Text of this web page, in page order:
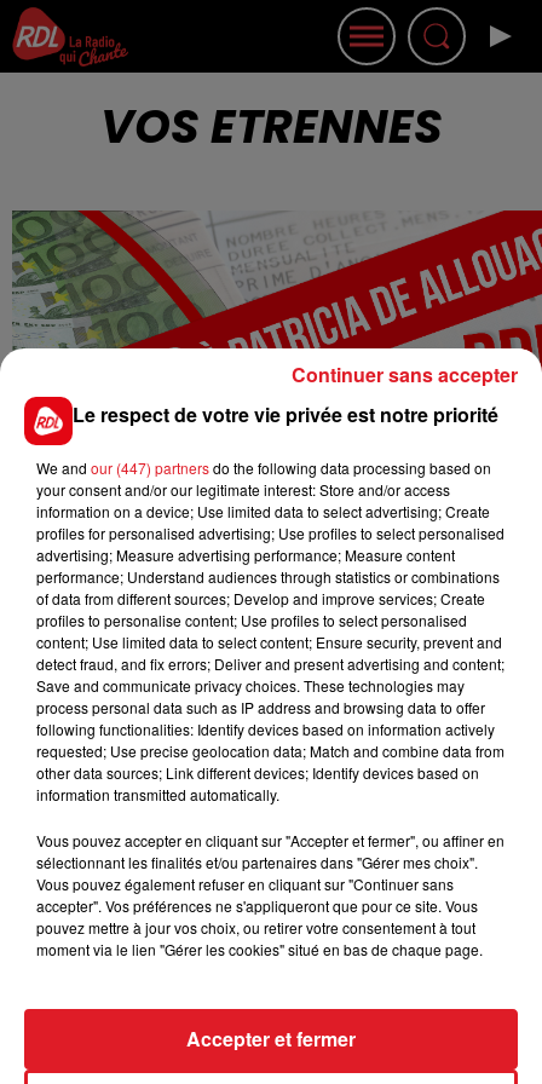
VOS ETRENNES
Ce mercredi 14 juillet à 10h20, RDL RADIO a offert à
PATRICIA d'ALLOUAGNE un double mois de salaire.
Plus de 2500 participants, des milliers d'appels et une
GRANDE GAGNANTE
Écouter le podcast
Et c'est pas fini en février, plus de 5000€ de cadeaux
pour le mois de l'amour.
Et sur RDL RADIO, tous nos jeux sont GRATUITS, pas de
mauvaises surprises sur sa facture de téléphone !
RADIO MÉDIAS
Le respect de votre vie privée est notre priorité
We and our (447) partnersdo the following data processing based on
your consent and/or our legitimate interest: Store and/or access
information on a device; Use limited data to select advertising; Create
profiles for personalised advertising; Use profiles to select personalised
advertising; Measure advertising performance; Measure content
performance; Understand audiences through statistics or combinations
of data from different sources; Develop and improve services; Create
profiles to personalise content; Use profiles to select personalised
content; Use limited data to select content; Ensure security, prevent and
detect fraud, and fix errors; Deliver and present advertising and content;
Save and communicate privacy choices. These technologies may
process personal data such as IP address and browsing data to offer
following functionalities: Identify devices based on information actively
requested; Use precise geolocation data; Match and combine data from
other data sources; Link different devices; Identify devices based on
information transmitted automatically.
Vous pouvez accepter en cliquant sur "Accepter et fermer", ou affiner en
sélectionnant les finalités et/ou partenaires dans "Gérer mes choix".
Vous pouvez également refuser en cliquant sur "Continuer sans
accepter". Vos préférences ne s'appliqueront que pour ce site. Vous
pouvez mettre à jour vos choix, ou retirer votre consentement à tout
moment via le lien "Gérer les cookies" situé en bas de chaque page.
Accepter et fermer
Continuer sans accepter